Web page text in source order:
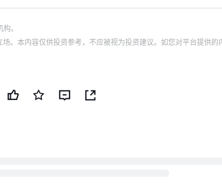
。
。本内容仅供投资参考，不应被视为投资建议。如您对平台提供的